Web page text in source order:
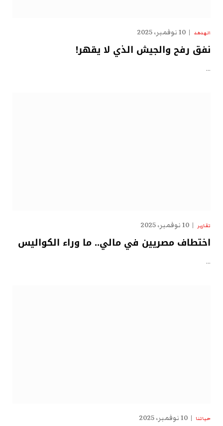
الهدهد 10 نوفمبر، 2025
نفق رفح والجيش الذي لا يقهر!
…
تقارير 10 نوفمبر، 2025
اختطاف مصريين في مالي.. ما وراء الكواليس
…
حياتنا 10 نوفمبر، 2025